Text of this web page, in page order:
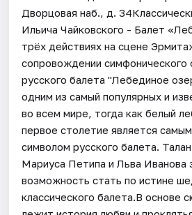
Дворцовая наб., д.
Ильича Чайковского - Балет
трёх действиях на сцене
сопровождении
русского балета "Лебединое
одним из самый популярных и
во всем мире, тогда как белый
первое столетие является
символом русского балета.
Мариуса Петипа и Льва Иванова
возможность стать по истине
классического балета.В основе